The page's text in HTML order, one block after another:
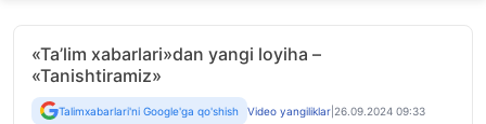
«Ta’lim xabarlari»dan yangi loyiha –
«Tanishtiramiz»
Talimxabarlari'ni Google'ga qo'shish Video yangiliklar 26.09.2024 09:33